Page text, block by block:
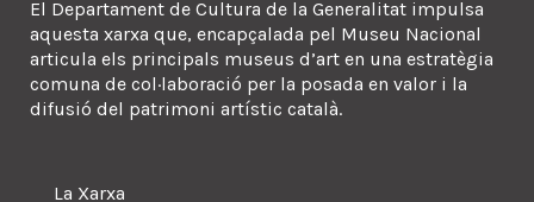
El Departament de Cultura de la Generalitat impulsa
aquesta xarxa que, encapçalada pel Museu Nacional
articula els principals museus d’art en una estratègia
comuna de col·laboració per la posada en valor i la
difusió del patrimoni artístic català.
La Xarxa